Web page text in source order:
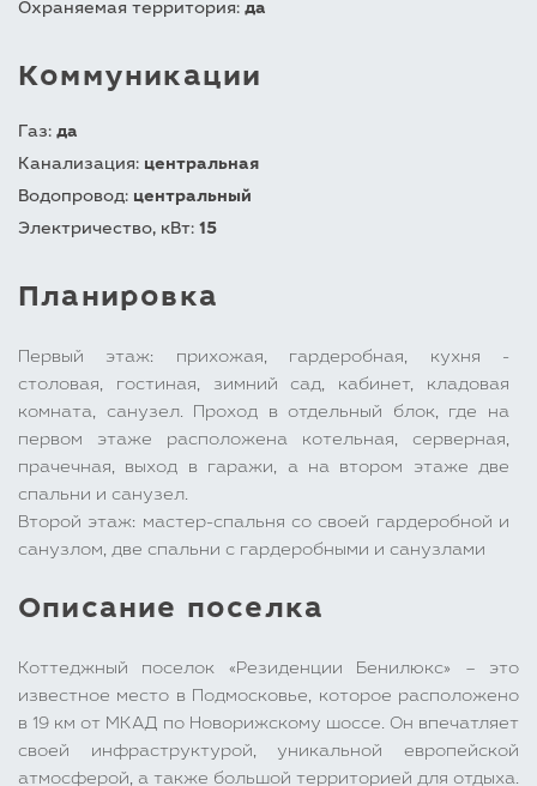
Охраняемая территория: да
Коммуникации
Газ: да
Канализация: центральная
Водопровод: центральный
Электричество, кВт: 15
Планировка
Первый этаж: прихожая, гардеробная, кухня -
столовая, гостиная, зимний сад, кабинет, кладовая
комната, санузел. Проход в отдельный блок, где на
первом этаже расположена котельная, серверная,
прачечная, выход в гаражи, а на втором этаже две
спальни и санузел.
Второй этаж: мастер-спальня со своей гардеробной и
санузлом, две спальни с гардеробными и санузлами
Описание поселка
Коттеджный поселок «Резиденции Бенилюкс» – это
известное место в Подмосковье, которое расположено
в 19 км от МКАД по Новорижскому шоссе. Он впечатляет
своей инфраструктурой, уникальной европейской
атмосферой, а также большой территорией для отдыха.